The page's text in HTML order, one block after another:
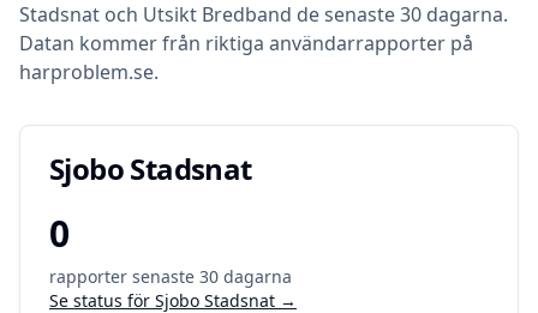
Stadsnat och Utsikt Bredband de senaste 30 dagarna.
Datan kommer från riktiga användarrapporter på
harproblem.se.
Sjobo Stadsnat
0
rapporter senaste 30 dagarna
Se status för Sjobo Stadsnat →